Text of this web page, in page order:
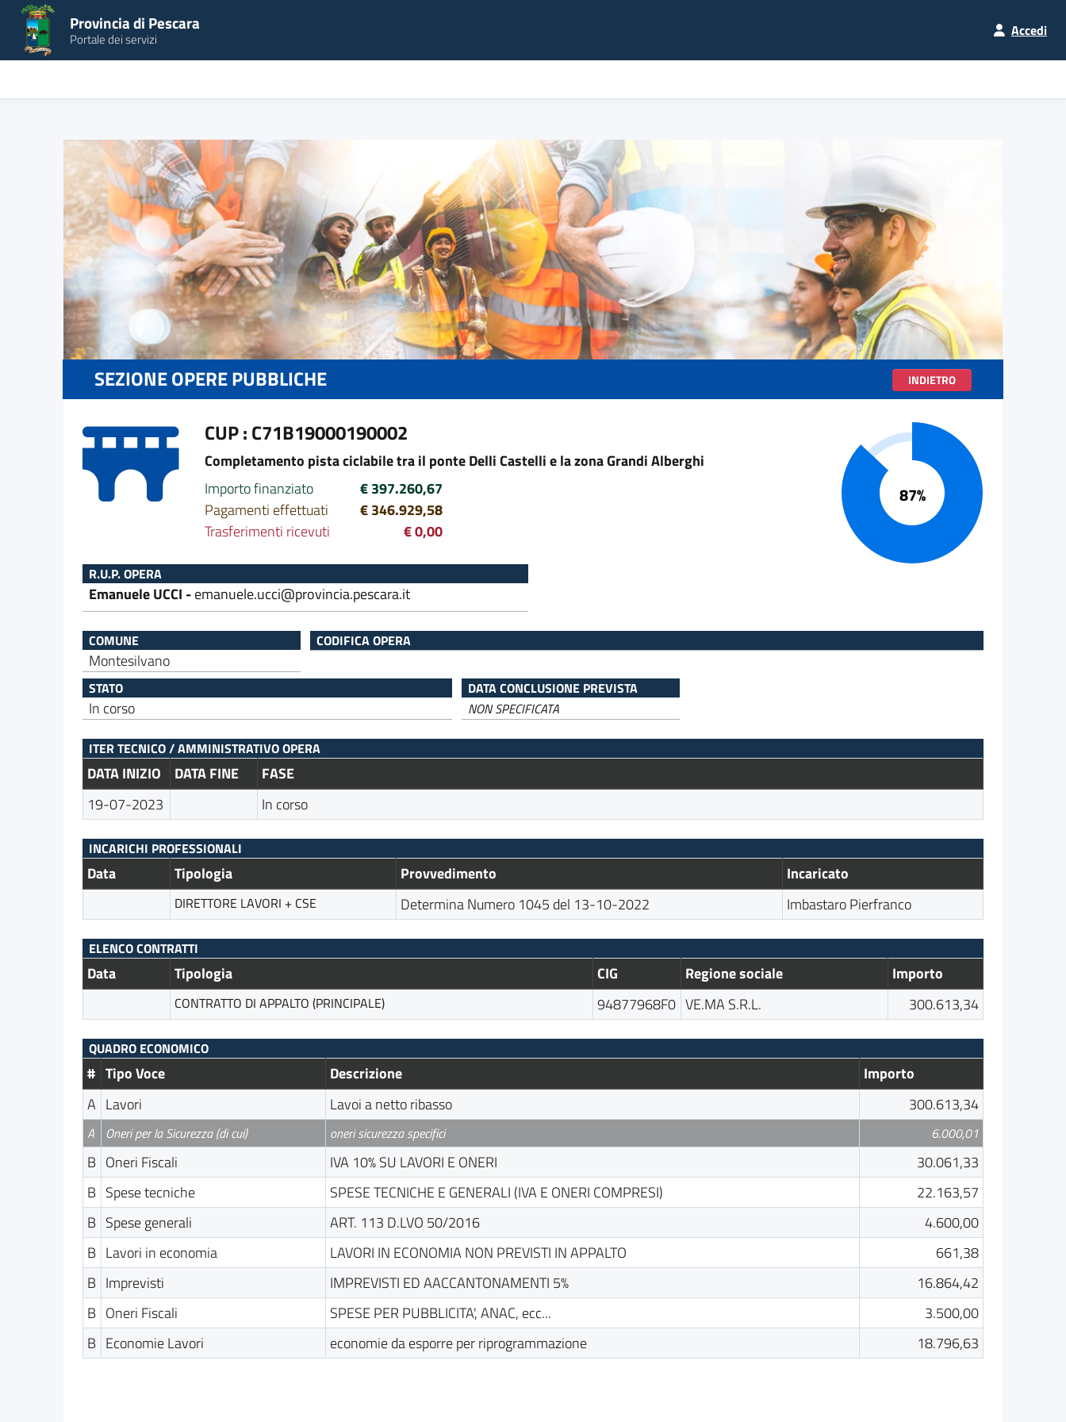
Provincia di Pescara
Portale dei servizi Accedi
SEZIONE OPERE PUBBLICHE INDIETRO
CUP : C71B19000190002
Completamento pista ciclabile tra il ponte Delli Castelli e la zona Grandi Alberghi
Importo finanziato
€ 397.260,67
Pagamenti effettuati
€ 346.929,58
Trasferimenti ricevuti
€ 0,00
Progresso 87%
R.U.P. OPERA
Emanuele UCCI -emanuele.ucci@provincia.pescara.it
COMUNE
Montesilvano
CODIFICA OPERA
STATO
In corso
DATA CONCLUSIONE PREVISTA
NON SPECIFICATA
ITER TECNICO / AMMINISTRATIVO OPERA
DATA INIZIO DATA FINE
FASE
19-07-2023
In corso
INCARICHI PROFESSIONALI
Data Tipologia Provvedimento Incaricato
DIRETTORE LAVORI + CSE Determina Numero 1045 del 13-10-2022 Imbastaro Pierfranco
ELENCO CONTRATTI
Data Tipologia CIG Regione sociale Importo
CONTRATTO DI APPALTO (PRINCIPALE) 94877968F0 VE.MA S.R.L. 300.613,34
QUADRO ECONOMICO
# Tipo Voce Descrizione
Importo
A Lavori Lavoi a netto ribasso 300.613,34
A Oneri per la Sicurezza (di cui) oneri sicurezza specifici 6.000,01
B Oneri Fiscali IVA 10% SU LAVORI E ONERI
30.061,33
B Spese tecniche SPESE TECNICHE E GENERALI (IVA E ONERI COMPRESI)
22.163,57
B Spese generali ART. 113 D.LVO 50/2016
4.600,00
B Lavori in economia LAVORI IN ECONOMIA NON PREVISTI IN APPALTO
661,38
B Imprevisti IMPREVISTI ED AACCANTONAMENTI 5%
16.864,42
B Oneri Fiscali SPESE PER PUBBLICITA', ANAC, ecc...
3.500,00
B Economie Lavori economie da esporre per riprogrammazione 18.796,63